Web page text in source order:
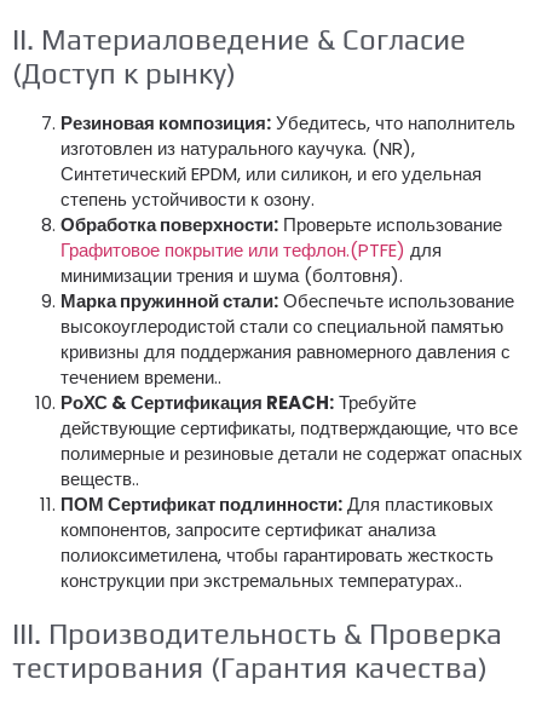
II. Материаловедение & Согласие
(Доступ к рынку)
Резиновая композиция:Убедитесь, что наполнитель
изготовлен из натурального каучука. (NR),
Синтетический EPDM, или силикон, и его удельная
степень устойчивости к озону.
Обработка поверхности: Проверьте использование
Графитовое покрытие или тефлон.(PTFE) для
минимизации трения и шума (болтовня).
Марка пружинной стали:Обеспечьте использование
высокоуглеродистой стали со специальной памятью
кривизны для поддержания равномерного давления с
течением времени..
РоХС & Сертификация REACH:Требуйте
действующие сертификаты, подтверждающие, что все
полимерные и резиновые детали не содержат опасных
веществ..
ПОМ Сертификат подлинности:Для пластиковых
компонентов, запросите сертификат анализа
полиоксиметилена, чтобы гарантировать жесткость
конструкции при экстремальных температурах..
III. Производительность & Проверка
тестирования (Гарантия качества)